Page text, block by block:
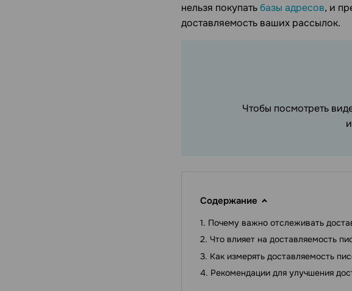
нельзя покупатьбазы адресов, и
доставляемость ваших рассылок.
Чтобы посмотреть
Содержание
Почему важно отслеживать
Что влияет на доставляемость
Как измерять доставляемость
Рекомендации для улучшения